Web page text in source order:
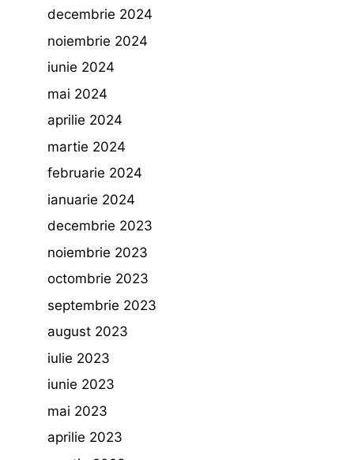
decembrie 2024
noiembrie 2024
iunie 2024
mai 2024
aprilie 2024
martie 2024
februarie 2024
ianuarie 2024
decembrie 2023
noiembrie 2023
octombrie 2023
septembrie 2023
august 2023
iulie 2023
iunie 2023
mai 2023
aprilie 2023